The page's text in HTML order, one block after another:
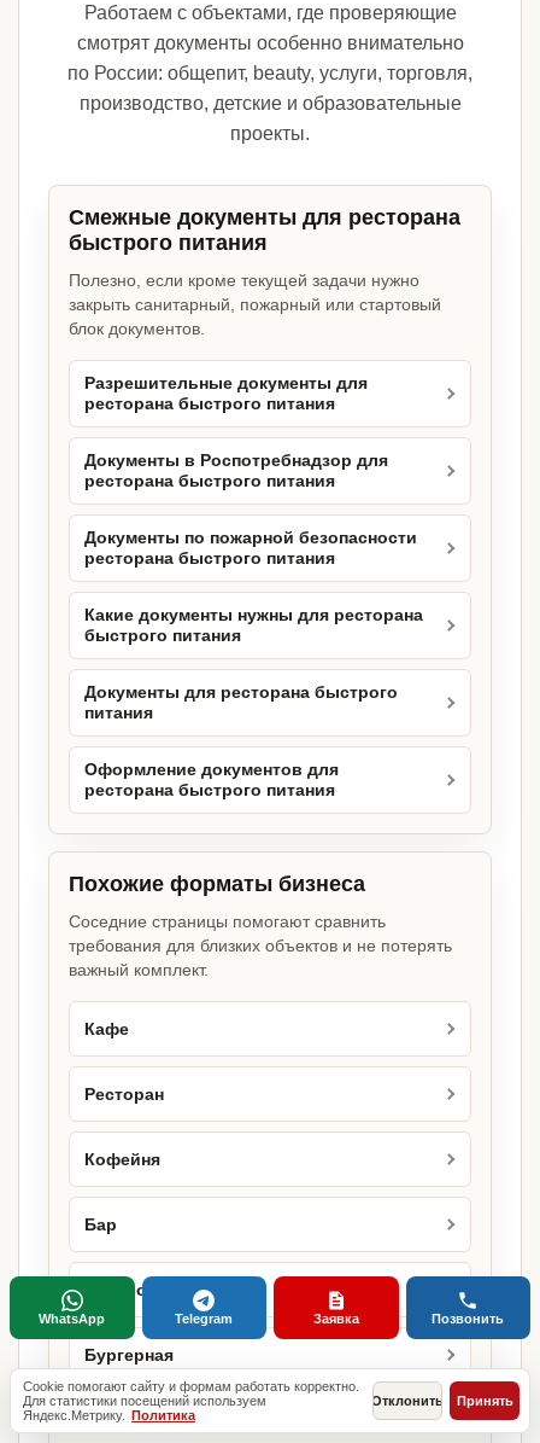
Работаем с объектами, где проверяющие
смотрят документы особенно внимательно
по России: общепит, beauty, услуги, торговля,
производство, детские и образовательные
проекты.
Смежные документы для ресторана
быстрого питания
Полезно, если кроме текущей задачи нужно
закрыть санитарный, пожарный или стартовый
блок документов.
Разрешительные документы для
ресторана быстрого питания
Документы в Роспотребнадзор для
ресторана быстрого питания
Документы по пожарной безопасности
ресторана быстрого питания
Какие документы нужны для ресторана
быстрого питания
Документы для ресторана быстрого
питания
Оформление документов для
ресторана быстрого питания
Похожие форматы бизнеса
Соседние страницы помогают сравнить
требования для близких объектов и не потерять
важный комплект.
Кафе
Ресторан
Кофейня
Бар
Бистро
Бургерная
Cookie помогают сайту и формам работать корректно.
Для статистики посещений используем
Яндекс.Метрику. Политика
Отклонить Принять
WhatsApp Telegram Заявка Позвонить